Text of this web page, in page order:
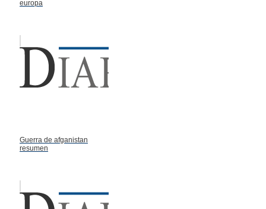
europa
Guerra de afganistan
resumen